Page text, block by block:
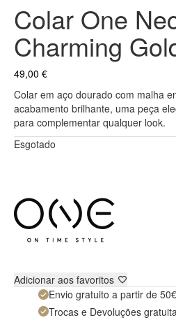
Colar One
Charming
49,00 €
Colar em aço dourado com malha
acabamento brilhante, uma peça
para complementar qualquer look.
Esgotado
Adicionar aos favoritos
Envio gratuito a partir de 50€
Trocas e Devoluções